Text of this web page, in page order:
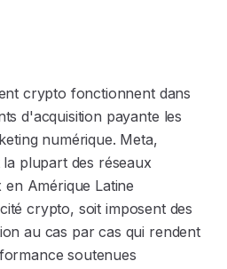
crypto fonctionnent dans
d'acquisition payante les
numérique. Meta,
plupart des réseaux
Amérique Latine
crypto, soit imposent des
au cas par cas qui rendent
soutenues